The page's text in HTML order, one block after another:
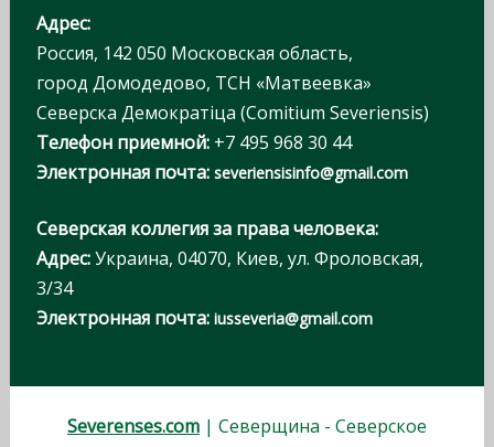
Адрес:
Россия, 142 050 Московская область,
город Домодедово, ТСН «Матвеевка»
Северска Демократiца (Comitium Severiensis)
Телефон приемной:+7 495 968 30 44
Электронная почта: severiensisinfo@gmail.com
Северская коллегия за права человека:
Адрес:Украина, 04070, Киев, ул. Фроловская,
3/34
Электронная почта: iusseveria@gmail.com
Severenses.com| Северщина - Северское